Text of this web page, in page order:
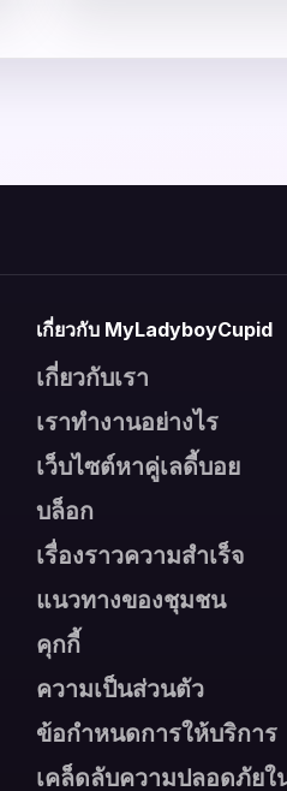
เกี่ยวกับ MyLadyboyCupid
เกี่ยวกับเรา
เราทำงานอย่างไร
เว็บไซต์หาคู่เลดี้บอย
บล็อก
เรื่องราวความสำเร็จ
แนวทางของชุมชน
คุกกี้
ความเป็นส่วนตัว
ข้อกำหนดการให้บริการ
เคล็ดลับความปลอดภัยใ